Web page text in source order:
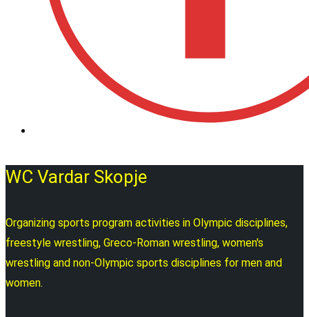
WC Vardar Skopje
Organizing sports program activities in Olympic disciplines,
freestyle wrestling, Greco-Roman wrestling, women's
wrestling and non-Olympic sports disciplines for men and
women.